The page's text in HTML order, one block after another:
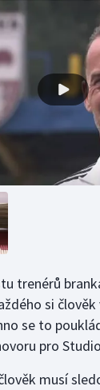
trenérů
si
se to
pro
musí